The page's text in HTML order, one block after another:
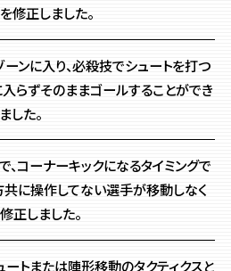
修正しました。
ンに入り、必殺技でシュートを打つ
らずそのままゴールすることができ
した。
コーナーキックになるタイミングで
共に操作してない選手が移動しなく
正しました。
トまたは陣形移動のタクティクスと